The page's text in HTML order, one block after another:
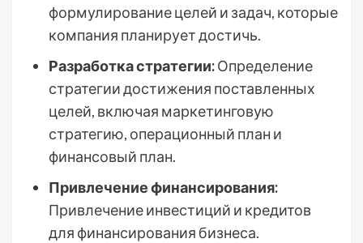
формулирование целей и задач, которые
компания планирует достичь.
Разработка стратегии:Определение
стратегии достижения поставленных
целей, включая маркетинговую
стратегию, операционный план и
финансовый план.
Привлечение финансирования:
Привлечение инвестиций и кредитов
для финансирования бизнеса.